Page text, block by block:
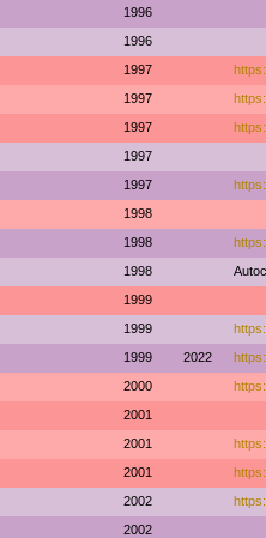
1996
1996
1997
1997
1997
1997
1997
1998
1998
1998
1999
1999
1999 2022
2000
2001
2001
2001
2002
2002